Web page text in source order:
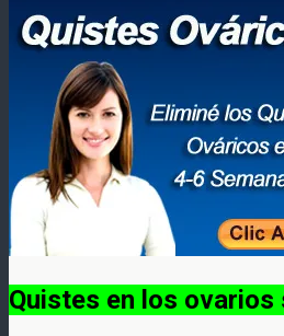
Quistes en los ovarios